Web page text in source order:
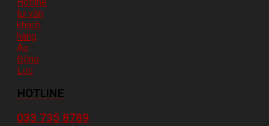
HOTLINE
033 735 8789